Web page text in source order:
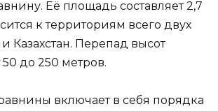
Её площадь составляет 2,7
к территориям всего двух
Казахстан. Перепад высот
50 до 250 метров.
включает в себя порядка